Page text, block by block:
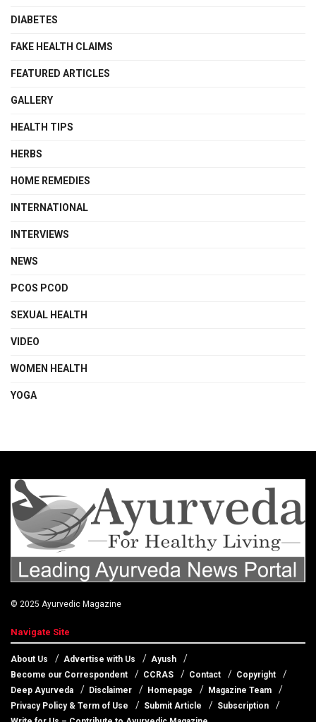
DIABETES
FAKE HEALTH CLAIMS
FEATURED ARTICLES
GALLERY
HEALTH TIPS
HERBS
HOME REMEDIES
INTERNATIONAL
INTERVIEWS
NEWS
PCOS PCOD
SEXUAL HEALTH
VIDEO
WOMEN HEALTH
YOGA
© 2025 Ayurvedic Magazine
Navigate Site
About Us Advertise with Us
Ayush
Become our Correspondent
CCRAS Contact
Copyright
Deep Ayurveda
Disclaimer Homepage
Magazine Team
Privacy Policy & Term of Use
Submit Article
Subscription